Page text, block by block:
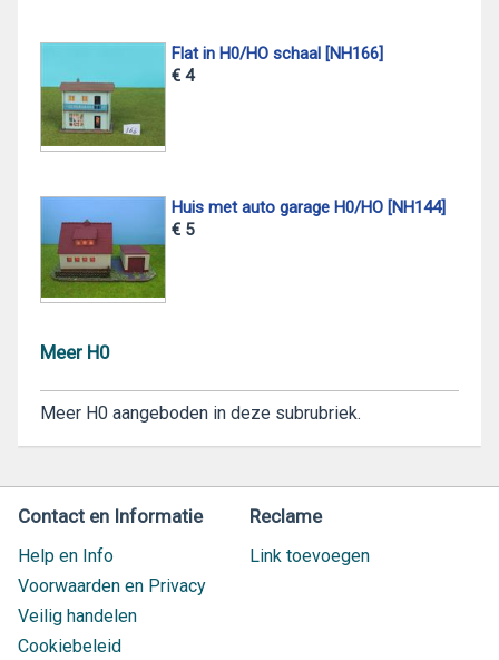
Flat in H0/HO schaal [NH166]
€ 4
Huis met auto garage H0/HO [NH144]
€ 5
Meer H0
Meer H0 aangeboden in deze subrubriek.
Contact en Informatie
Help en Info
Voorwaarden en Privacy
Veilig handelen
Cookiebeleid
Reclame
Link toevoegen